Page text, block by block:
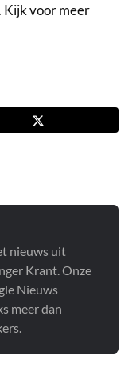
Kijk voor meer
nieuws uit
Krant. Onze
Nieuws
meer dan